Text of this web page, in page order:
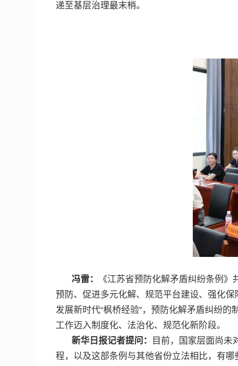
递至基层治理最末梢。
冯雷：
《江苏省预防化解矛盾纠纷条例
预防、促进多元化解、规范平台建设、强化
发展新时代“枫桥经验”，预防化解矛盾纠纷
工作迈入制度化、法治化、规范化新阶段。
新华日报记者提问：
目前，国家层面尚未
程，以及这部条例与其他省份立法相比，有哪